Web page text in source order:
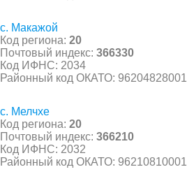
с. Макажой
Код региона: 20
Почтовый индекс: 366330
Код ИФНС: 2034
Районный код ОКАТО: 96204828001
с. Мелчхе
Код региона: 20
Почтовый индекс: 366210
Код ИФНС: 2032
Районный код ОКАТО: 96210810001